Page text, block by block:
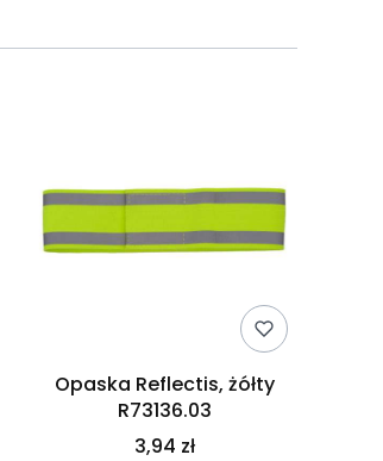
Opaska Reflectis, żółty
R73136.03
3,94 zł